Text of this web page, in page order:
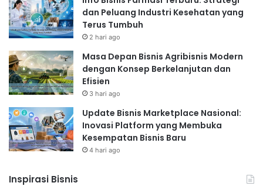
dan Peluang Industri Kesehatan yang
Terus Tumbuh
2 hari ago
Masa Depan Bisnis Agribisnis Modern
dengan Konsep Berkelanjutan dan
Efisien
3 hari ago
Update Bisnis Marketplace Nasional:
Inovasi Platform yang Membuka
Kesempatan Bisnis Baru
4 hari ago
Inspirasi Bisnis